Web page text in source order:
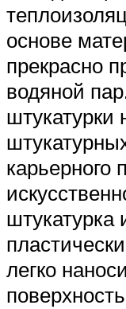
основе
прекрасно
водяной
карьерного
легко